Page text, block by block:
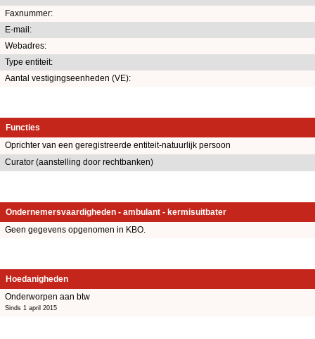
Faxnummer:
E-mail:
Webadres:
Type entiteit:
Aantal vestigingseenheden (VE):
Functies
Oprichter van een geregistreerde entiteit-natuurlijk persoon
Curator (aanstelling door rechtbanken)
Ondernemersvaardigheden - ambulant - kermisuitbater
Geen gegevens opgenomen in KBO.
Hoedanigheden
Onderworpen aan btw
Sinds 1 april 2015